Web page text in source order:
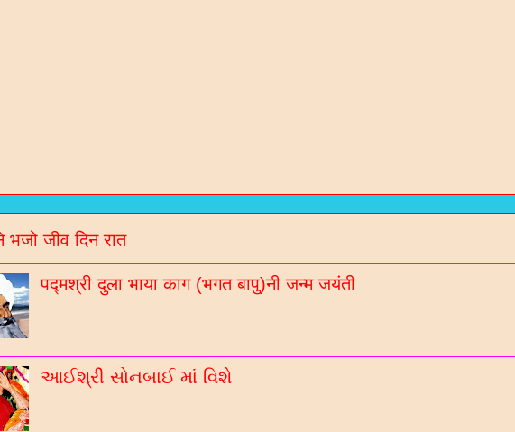
जोगीदान गढवी (चडीया) रचित रचनाओ
चारणी साहित्य ब्लॉगना अपडेट Whatsaap पर मेळववा माटे आ
भजो जीव दिन रात
पद्मश्री दुला भाया काग (भगत बापु)नी जन्म जयंती
આઈશ્રી સોનબાઈ માં વિશે